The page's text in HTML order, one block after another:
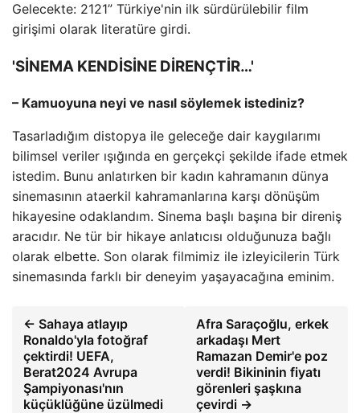
Gelecekte: 2121” Türkiye'nin ilk sürdürülebilir film
girişimi olarak literatüre girdi.
'SİNEMA KENDİSİNE DİRENÇTİR…'
– Kamuoyuna neyi ve nasıl söylemek istediniz?
Tasarladığım distopya ile geleceğe dair kaygılarımı
bilimsel veriler ışığında en gerçekçi şekilde ifade etmek
istedim. Bunu anlatırken bir kadın kahramanın dünya
sinemasının ataerkil kahramanlarına karşı dönüşüm
hikayesine odaklandım. Sinema başlı başına bir direniş
aracıdır. Ne tür bir hikaye anlatıcısı olduğunuza bağlı
olarak elbette. Son olarak filmimiz ile izleyicilerin Türk
sinemasında farklı bir deneyim yaşayacağına eminim.
← Sahaya atlayıp
Ronaldo'yla fotoğraf
çektirdi! UEFA,
Berat2024 Avrupa
Şampiyonası'nın
küçüklüğüne üzülmedi
Afra Saraçoğlu, erkek
arkadaşı Mert
Ramazan Demir'e poz
verdi! Bikininin fiyatı
görenleri şaşkına
çevirdi →